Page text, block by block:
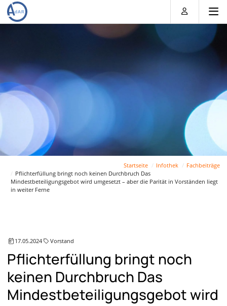
Direkt
zum
Inhalt
Direkt
zum
Hauptmenu
Direkt
zur
Suche
Direkt
zum
Footer
Startseite Infothek
Fachbeiträge
Pflichterfüllung bringt noch keinen Durchbruch Das
Mindestbeteiligungsgebot wird umgesetzt – aber die Parität in Vorständen liegt
in weiter Ferne
17.05.2024 Vorstand
Pflichterfüllung bringt noch
keinen Durchbruch Das
Mindestbeteiligungsgebot wird